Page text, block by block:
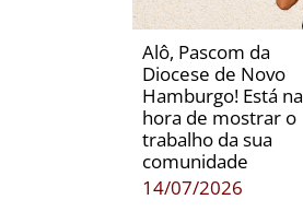
Alô, Pascom da
Diocese de Novo
Hamburgo! Está na
hora de mostrar o
trabalho da sua
comunidade
14/07/2026